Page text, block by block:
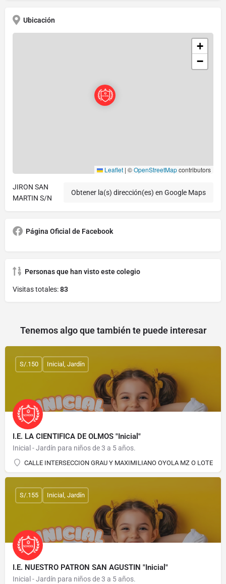
Ubicación
+
−
Leaflet | ©OpenStreetMapcontributors
JIRON SAN
MARTIN S/N
Obtener la(s) dirección(es) en Google Maps
Página Oficial de Facebook
Personas que han visto este colegio
Visitas totales:83
Tenemos algo que también te puede interesar
I.E. LA CIENTIFICA DE OLMOS "Inicial"
Inicial - Jardín para niños de 3 a 5 años.
CALLE INTERSECCION GRAU Y MAXIMILIANO OYOLA MZ O LOTE 3
S/.150 Inicial, Jardín
I.E. NUESTRO PATRON SAN AGUSTIN "Inicial"
Inicial - Jardín para niños de 3 a 5 años.
S/.155 Inicial, Jardín